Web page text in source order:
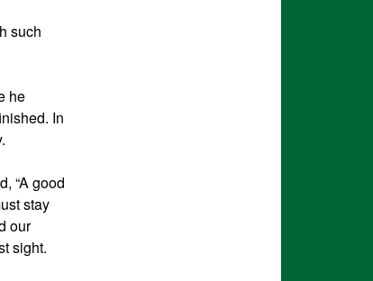
such
he
In
“A good
stay
our
sight.